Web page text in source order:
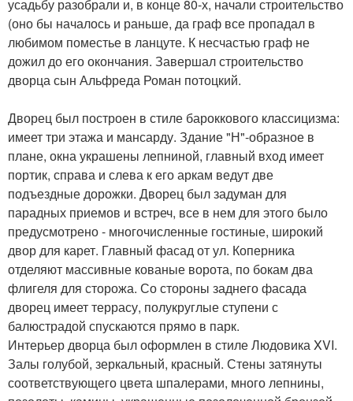
усадьбу разобрали и, в конце 80-х, начали строительство
(оно бы началось и раньше, да граф все пропадал в
любимом поместье в ланцуте. К несчастью граф не
дожил до его окончания. Завершал строительство
дворца сын Альфреда Роман потоцкий.
Дворец был построен в стиле бароккового классицизма:
имеет три этажа и мансарду. Здание "Н"-образное в
плане, окна украшены лепниной, главный вход имеет
портик, справа и слева к его аркам ведут две
подъездные дорожки. Дворец был задуман для
парадных приемов и встреч, все в нем для этого было
предусмотрено - многочисленные гостиные, широкий
двор для карет. Главный фасад от ул. Коперника
отделяют массивные кованые ворота, по бокам два
флигеля для сторожа. Со стороны заднего фасада
дворец имеет террасу, полукруглые ступени с
балюстрадой спускаются прямо в парк.
Интерьер дворца был оформлен в стиле Людовика XVI.
Залы голубой, зеркальный, красный. Стены затянуты
соответствующего цвета шпалерами, много лепнины,